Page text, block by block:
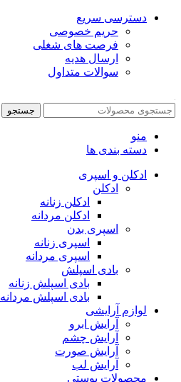
دسترسی سریع
حریم خصوصی
فرصت های شغلی
ارسال هدیه
سوالات متداول
جستجو
منو
دسته بندی ها
ادکلن و اسپری
ادکلن
ادکلن زنانه
ادکلن مردانه
اسپری بدن
اسپری زنانه
اسپری مردانه
بادی اسپلش
بادی اسپلش زنانه
بادی اسپلش مردانه
لوازم آرایشی
آرایش ابرو
آرایش چشم
آرایش صورت
آرایش لب
محصولات پوستی